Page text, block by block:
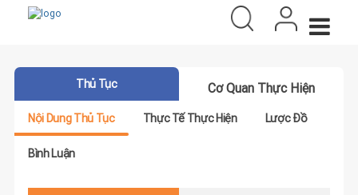
Thủ Tục Cơ Quan Thực Hiện
Nội Dung Thủ Tục Thực Tế Thực Hiện Lược Đồ
Bình Luận